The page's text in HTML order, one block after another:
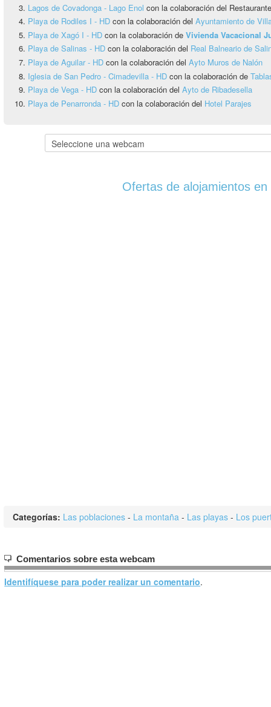
Lagos de Covadonga - Lago Enol con la colaboración del
Playa de Rodiles I - HD con la colaboración del Ayuntamiento de
Playa de Xagó I - HD con la colaboración de Vivienda Vacacional
Playa de Salinas - HD con la colaboración del Real Balneario de
Playa de Aguilar - HD con la colaboración del Ayto Muros de Nalón
Iglesia de San Pedro - Cimadevilla - HD con la colaboración de
Playa de Vega - HD con la colaboración del Ayto de Ribadesella
Playa de Penarronda - HD con la colaboración del Hotel Parajes
Ofertas de alojamientos en
Categorías: Las poblaciones - La montaña - Las playas - Los
Comentarios sobre esta webcam
Identifíquese para poder realizar un comentario.